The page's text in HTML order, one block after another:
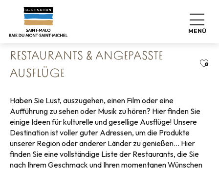
contenu
MENÜ
Startseite
Barrierefreier Tourismus
Restaurants & Angepasste Ausflüge
RESTAURANTS & ANGEPASSTE
AUSFLÜGE
Haben Sie Lust, auszugehen, einen Film oder eine
Aufführung zu sehen oder Musik zu hören? Hier finden Sie
einige Ideen für kulturelle und gesellige Ausflüge! Unsere
Destination ist voller guter Adressen, um die Produkte
unserer Region oder anderer Länder zu genießen… Hier
finden Sie eine vollständige Liste der Restaurants, die Sie
nach Ihrem Geschmack und Ihren momentanen Wünschen